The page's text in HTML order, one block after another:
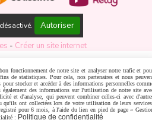
Autoriser
Créer un site internet
fonctionnement de notre site et analyser notre trafic et
de statistiques. Pour cela, nos partenaires et nous
stocker et accéder à des informations personnelles
des informations sur l'utilisation de notre site
et d'analyse, qui peuvent combiner celles-ci avec
qu'ils ont collectées lors de votre utilisation de leurs
pour 6 mois, à l'aide du lien en pied de page «
: Politique de confidentialité